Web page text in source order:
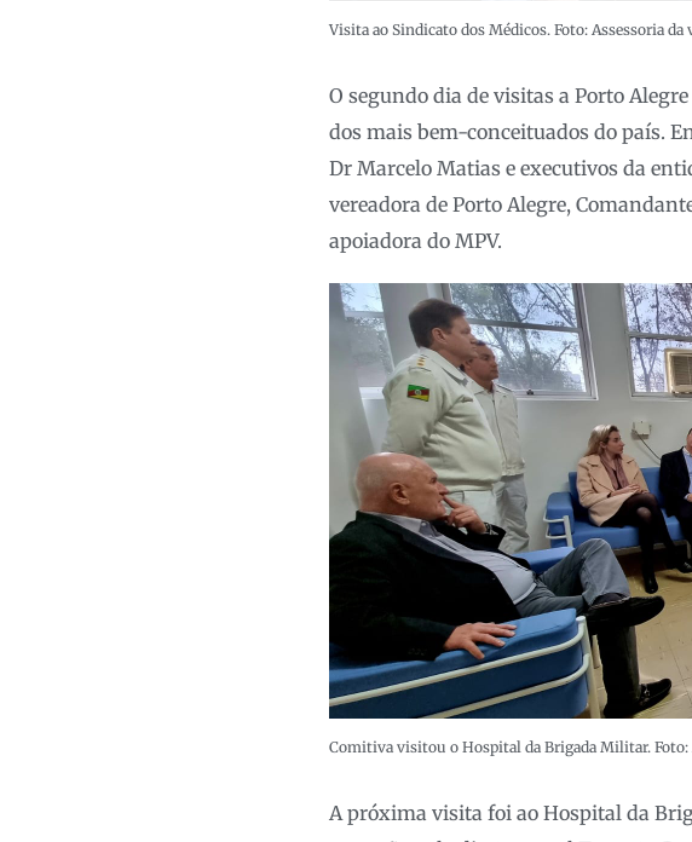
Visita ao Sindicato dos Médicos. Foto: Assessoria da
O segundo dia de visitas a Porto
dos mais bem-conceituados do país.
Dr Marcelo Matias e executivos da
vereadora de Porto Alegre,
apoiadora do MPV.
Comitiva visitou o Hospital da Brigada Militar. Foto:
A próxima visita foi ao Hospital da